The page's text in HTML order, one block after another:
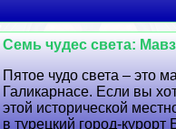
Семь чудес света:
Пятое чудо света – это
Галикарнасе. Если вы
этой исторической
в турецкий город-